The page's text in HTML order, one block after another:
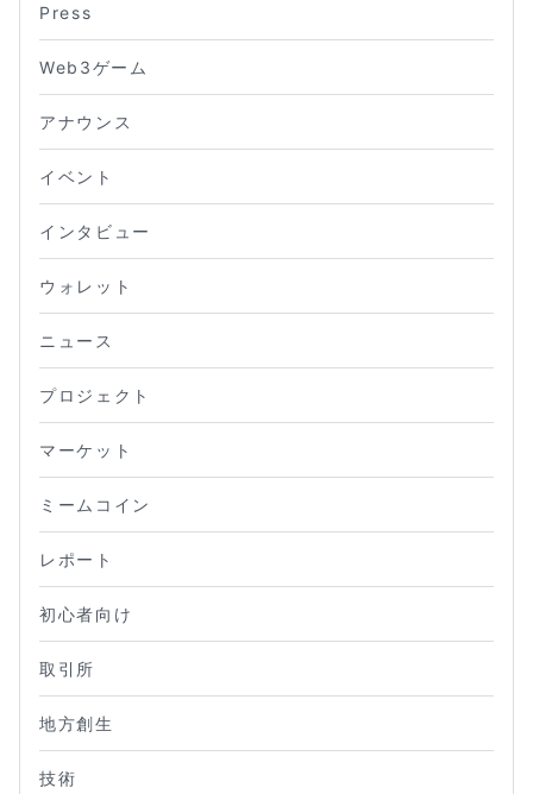
Press
Web3ゲーム
アナウンス
イベント
インタビュー
ウォレット
ニュース
プロジェクト
マーケット
ミームコイン
レポート
初心者向け
取引所
地方創生
技術